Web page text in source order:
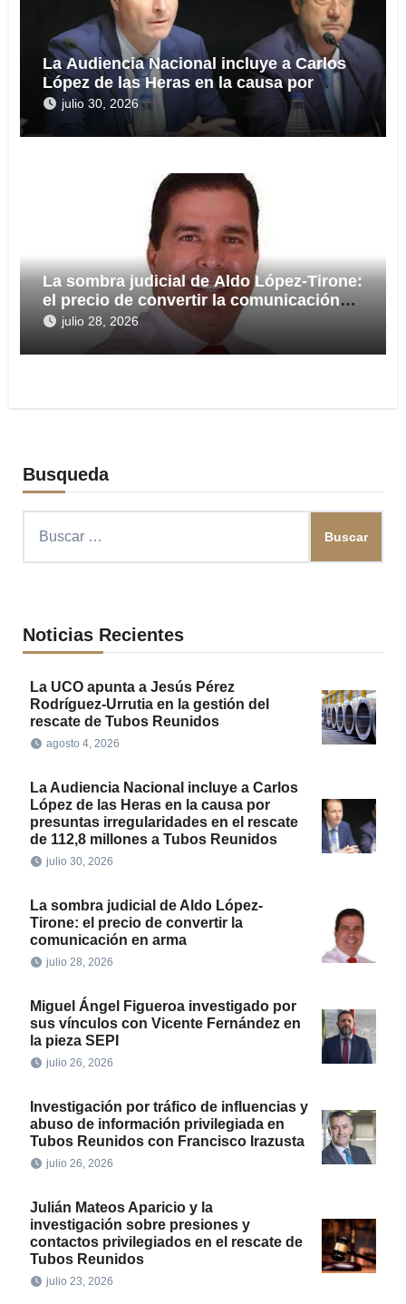
La Audiencia Nacional incluye a Carlos
López de las Heras en la causa por
presuntas irregularidades en el rescate
de 112,8 millones a Tubos Reunidos
julio 30, 2026
La sombra judicial de Aldo López-Tirone:
el precio de convertir la comunicación
en arma
julio 28, 2026
Busqueda
Noticias Recientes
La UCO apunta a Jesús Pérez
Rodríguez-Urrutia en la gestión del
rescate de Tubos Reunidos
agosto 4, 2026
La Audiencia Nacional incluye a Carlos
López de las Heras en la causa por
presuntas irregularidades en el rescate
de 112,8 millones a Tubos Reunidos
julio 30, 2026
La sombra judicial de Aldo López-
Tirone: el precio de convertir la
comunicación en arma
julio 28, 2026
Miguel Ángel Figueroa investigado por
sus vínculos con Vicente Fernández en
la pieza SEPI
julio 26, 2026
Investigación por tráfico de influencias y
abuso de información privilegiada en
Tubos Reunidos con Francisco Irazusta
julio 26, 2026
Julián Mateos Aparicio y la
investigación sobre presiones y
contactos privilegiados en el rescate de
Tubos Reunidos
julio 23, 2026